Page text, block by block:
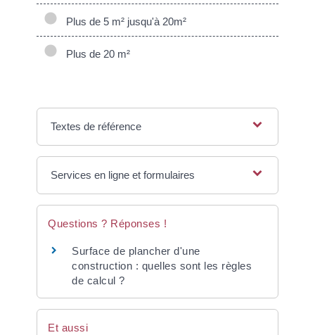
Plus de 5 m² jusqu'à 20m²
Plus de 20 m²
Textes de référence
Services en ligne et formulaires
Questions ? Réponses !
Surface de plancher d'une
construction : quelles sont les règles
de calcul ?
Et aussi